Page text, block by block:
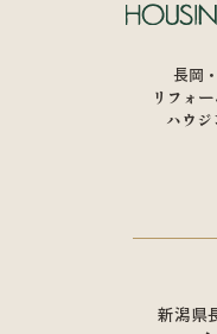
新潟県
長岡
リフォ
ハウ